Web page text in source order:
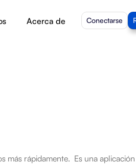
más rápidamente.  Es una
Acerca de Conectarse